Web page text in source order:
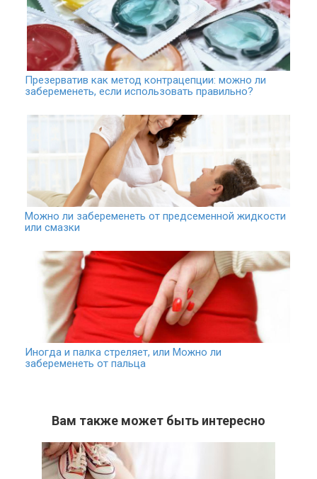
Презерватив как метод контрацепции: можно ли
забеременеть, если использовать правильно?
Можно ли забеременеть от предсеменной жидкости
или смазки
Иногда и палка стреляет, или Можно ли
забеременеть от пальца
Вам также может быть интересно